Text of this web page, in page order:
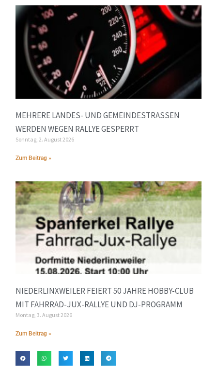
MEHRERE LANDES- UND GEMEINDESTRASSEN W
ERDEN WEGEN RALLYE GESPERRT
Sonntag, 2. August 2026
Zum Beitrag »
NIEDERLINXWEILER FEIERT 50 JAHRE HOBBY-CLUB
MIT FAHRRAD-JUX-RALLYE UND DJ-PROGRAMM
Montag, 3. August 2026
Zum Beitrag »